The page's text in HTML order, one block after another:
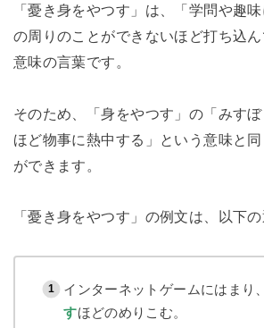
「憂き身をやつす」は、「学問や趣
の周りのことができないほど打ち込
意味の言葉です。
そのため、「身をやつす」の「みす
ほど物事に熱中する」という意味と
ができます。
「憂き身をやつす」の例文は、以下の
インターネットゲームにはまり、
すほどのめりこむ。